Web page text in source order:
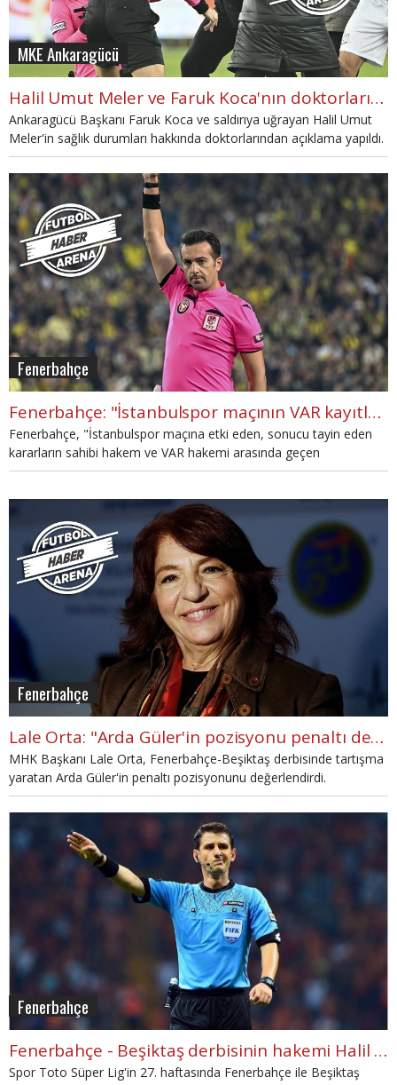
MKE Ankaragücü
Halil Umut Meler ve Faruk Koca'nın doktorlarından açıklama
Ankaragücü Başkanı Faruk Koca ve saldırıya uğrayan Halil Umut
Meler'in sağlık durumları hakkında doktorlarından açıklama yapıldı.
Fenerbahçe
Fenerbahçe: "İstanbulspor maçının VAR kayıtlarını açıklayın"
Fenerbahçe, "İstanbulspor maçına etki eden, sonucu tayin eden
kararların sahibi hakem ve VAR hakemi arasında geçen
konuşmaların yayınlanmasını ivedilikle talep ediyoruz."
Fenerbahçe
Lale Orta: "Arda Güler'in pozisyonu penaltı değil, VAR hatalı"
MHK Başkanı Lale Orta, Fenerbahçe-Beşiktaş derbisinde tartışma
yaratan Arda Güler'in penaltı pozisyonunu değerlendirdi.
Fenerbahçe
Fenerbahçe - Beşiktaş derbisinin hakemi Halil Umut Meler
Spor Toto Süper Lig'in 27. haftasında Fenerbahçe ile Beşiktaş